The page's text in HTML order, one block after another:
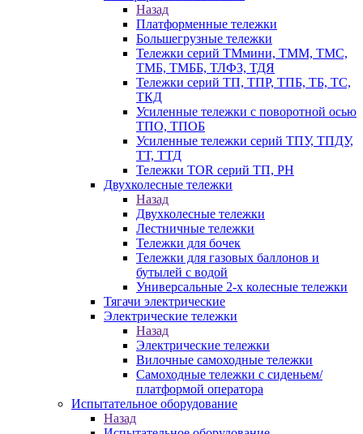
Назад
Платформенные тележки
Большегрузные тележки
Тележки серий ТМмини, ТММ, ТМС,
ТМБ, ТМББ, ТЛФЗ, ТДЯ
Тележки серий ТП, ТПР, ТПБ, ТБ, ТС,
ТКД
Усиленные тележки с поворотной осью
ТПО, ТПОБ
Усиленные тележки серий ТПУ, ТПДУ,
ТТ, ТТД
Тележки TOR серий ТП, PH
Двухколесные тележки
Назад
Двухколесные тележки
Лестничные тележки
Тележки для бочек
Тележки для газовых баллонов и
бутылей с водой
Универсальные 2-х колесные тележки
Тягачи электрические
Электрические тележки
Назад
Электрические тележки
Вилочные самоходные тележки
Самоходные тележки с сиденьем/
платформой оператора
Испытательное оборудование
Назад